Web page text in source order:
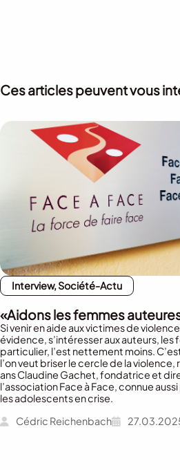
Ces articles peuvent vous
Interview, Société-Actu
«Aidons les femmes
Si venir en aide aux victimes de
évidence, s’intéresser aux auteurs, les
particulier, l’est nettement moins.
l’on veut briser le cercle de la
ans Claudine Gachet, fondatrice et
l’association Face à Face, connue
les adolescents en crise.
Cédric Reichenbach